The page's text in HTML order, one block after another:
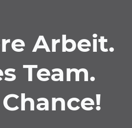
Arbeit.
Team.